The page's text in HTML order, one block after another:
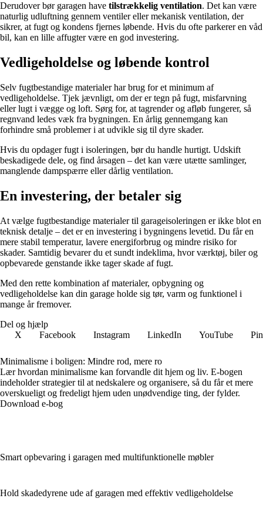
Derudover bør garagen have tilstrækkelig ventilation. Det kan være
naturlig udluftning gennem ventiler eller mekanisk ventilation, der
sikrer, at fugt og kondens fjernes løbende. Hvis du ofte parkerer en våd
bil, kan en lille affugter være en god investering.
Vedligeholdelse og løbende kontrol
Selv fugtbestandige materialer har brug for et minimum af
vedligeholdelse. Tjek jævnligt, om der er tegn på fugt, misfarvning
eller lugt i vægge og loft. Sørg for, at tagrender og afløb fungerer, så
regnvand ledes væk fra bygningen. En årlig gennemgang kan
forhindre små problemer i at udvikle sig til dyre skader.
Hvis du opdager fugt i isoleringen, bør du handle hurtigt. Udskift
beskadigede dele, og find årsagen – det kan være utætte samlinger,
manglende dampspærre eller dårlig ventilation.
En investering, der betaler sig
At vælge fugtbestandige materialer til garageisoleringen er ikke blot en
teknisk detalje – det er en investering i bygningens levetid. Du får en
mere stabil temperatur, lavere energiforbrug og mindre risiko for
skader. Samtidig bevarer du et sundt indeklima, hvor værktøj, biler og
opbevarede genstande ikke tager skade af fugt.
Med den rette kombination af materialer, opbygning og
vedligeholdelse kan din garage holde sig tør, varm og funktionel i
mange år fremover.
Del og hjælp
X
Facebook Instagram LinkedIn YouTube
Minimalisme i boligen: Mindre rod, mere ro
Lær hvordan minimalisme kan forvandle dit hjem og liv. E-bogen
indeholder strategier til at nedskalere og organisere, så du får et mere
overskueligt og fredeligt hjem uden unødvendige ting, der fylder.
Download e-bog
Smart opbevaring i garagen med multifunktionelle møbler
Hold skadedyrene ude af garagen med effektiv vedligeholdelse